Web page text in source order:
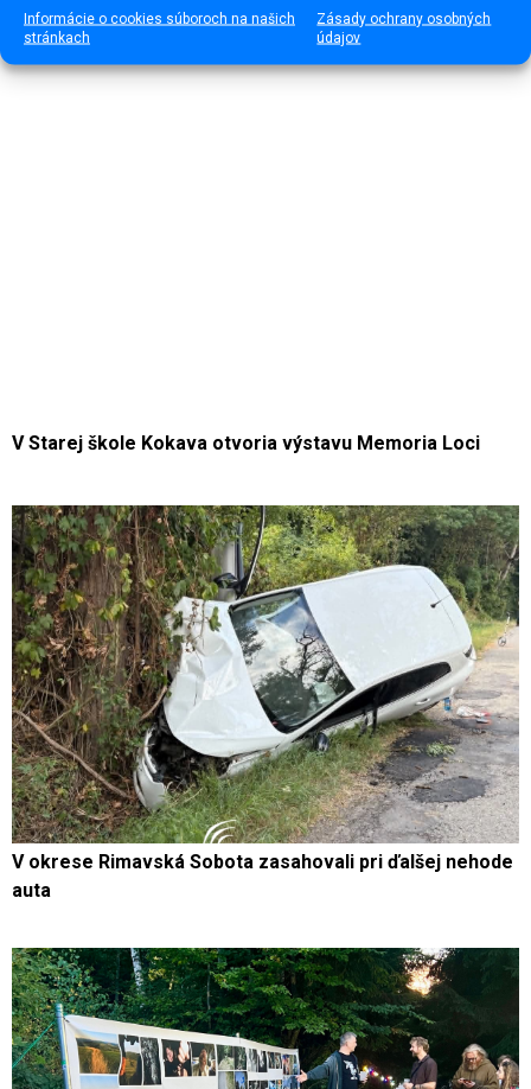
Informácie o cookies súboroch na našich
stránkach
Zásady ochrany osobných
údajov
Pavel Oravec (†92)
V Starej škole Kokava otvoria výstavu Memoria Loci
V okrese Rimavská Sobota zasahovali pri ďalšej nehode
auta